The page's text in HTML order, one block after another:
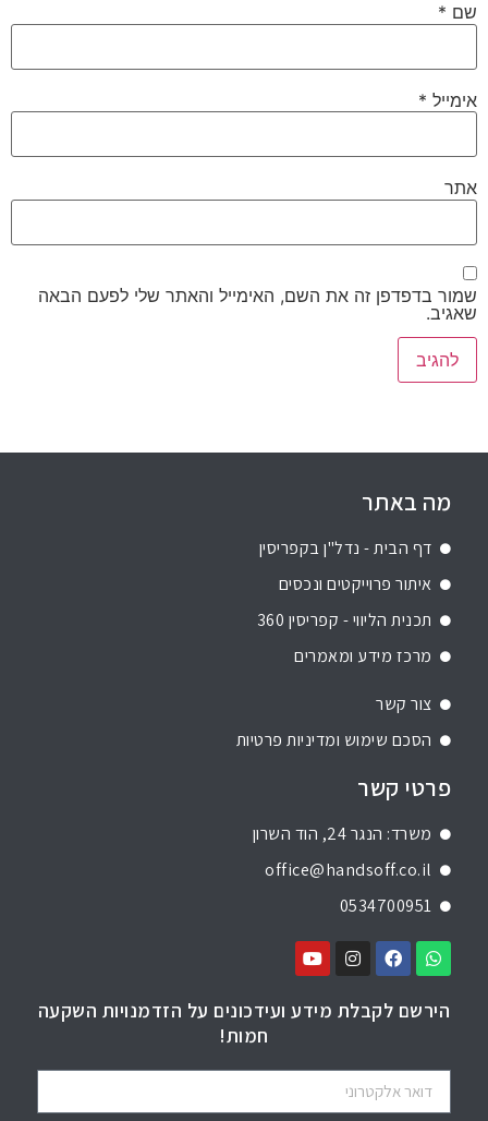
שם *
אימייל *
אתר
שמור בדפדפן זה את השם, האימייל והאתר שלי לפעם הבאה
שאגיב.
מה באתר
דף הבית - נדל"ן בקפריסין
איתור פרוייקטים ונכסים
תכנית הליווי - קפריסין 360
מרכז מידע ומאמרים
צור קשר
הסכם שימוש ומדיניות פרטיות
פרטי קשר
משרד: הנגר 24, הוד השרון
office@handsoff.co.il
0534700951
הירשם לקבלת מידע ועידכונים על הזדמנויות השקעה
חמות!